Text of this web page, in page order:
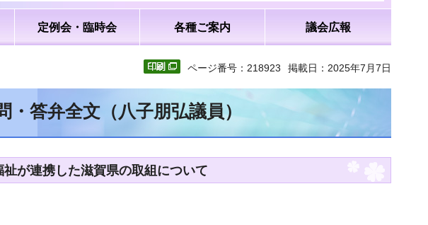
定例会・臨時会 各種ご案内 議会広報
ページ番号：218923 掲載日：2025年7月7日
答弁全文（八子朋弘議員）
が連携した滋賀県の取組について